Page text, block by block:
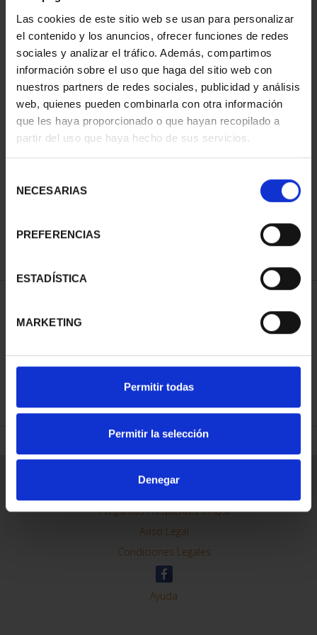
Las cookies de este sitio web se usan para personalizar
el contenido y los anuncios, ofrecer funciones de redes
sociales y analizar el tráfico. Además, compartimos
información sobre el uso que haga del sitio web con
nuestros partners de redes sociales, publicidad y análisis
web, quienes pueden combinarla con otra información
que les haya proporcionado o que hayan recopilado a
partir del uso que haya hecho de sus servicios.
NECESARIAS
PREFERENCIAS
ESTADÍSTICA
MARKETING
Permitir todas
Permitir la selección
Denegar
CAPITALES DE
PROVINCIA COLECCION
3.796,00 €
REFINAR
Información General
Contacto
Preguntas Frequentes (FAQs)
Aviso Legal
Condiciones Legales
Ayuda